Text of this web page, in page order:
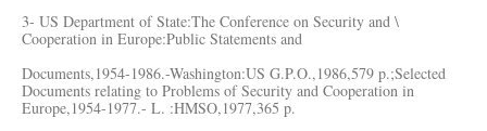
3- US Department of State:The Conference on Security and \
Cooperation in Europe:Public Statements and
Documents,1954-1986.-Washington:US G.P.O.,1986,579 p.;Selected
Documents relating to Problems of Security and Cooperation in
Europe,1954-1977.- L. :HMSO,1977,365 p.